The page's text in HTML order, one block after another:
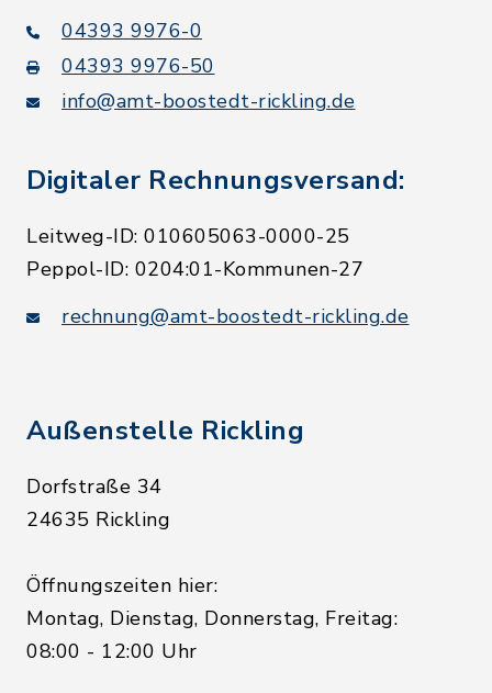
04393 9976-0
04393 9976-50
info@amt-boostedt-rickling.de
Digitaler Rechnungsversand:
Leitweg-ID: 010605063-0000-25
Peppol-ID: 0204:01-Kommunen-27
rechnung@amt-boostedt-rickling.de
Außenstelle Rickling
Dorfstraße 34
24635 Rickling
Öffnungszeiten hier:
Montag, Dienstag, Donnerstag, Freitag:
08:00 - 12:00 Uhr